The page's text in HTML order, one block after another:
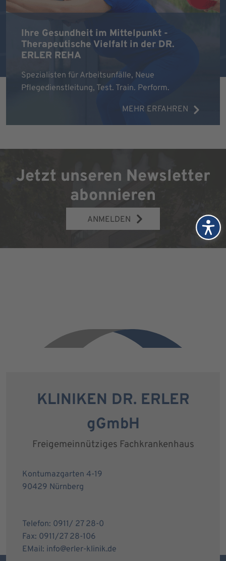
Ihre Gesundheit im Mittelpunkt -
Therapeutische Vielfalt in der DR.
ERLER REHA
Spezialisten für Arbeitsunfälle, Neue
Pflegedienstleitung, Test. Train. Perform.
MEHR ERFAHREN
Jetzt unseren Newsletter
abonnieren
ANMELDEN
KLINIKEN DR. ERLER
gGmbH
Freigemeinnütziges Fachkrankenhaus
Kontumazgarten 4-19
90429 Nürnberg
Telefon: 0911/ 27 28-0
Fax: 0911/27 28-106
EMail: info@erler-klinik.de